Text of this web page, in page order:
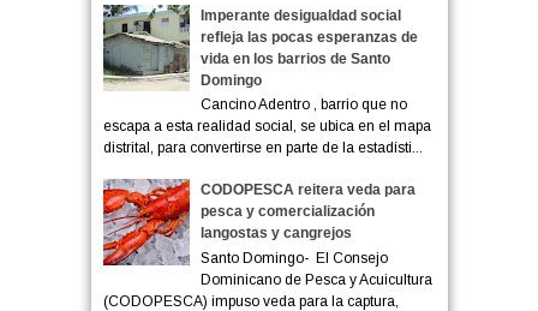
Imperante desigualdad social
refleja las pocas esperanzas de
vida en los barrios de Santo
Domingo
Cancino Adentro , barrio que no
escapa a esta realidad social, se ubica en el mapa
distrital, para convertirse en parte de la estadísti...
CODOPESCA reitera veda para
pesca y comercialización
langostas y cangrejos
Santo Domingo- El Consejo
Dominicano de Pesca y Acuicultura
(CODOPESCA) impuso veda para la captura,